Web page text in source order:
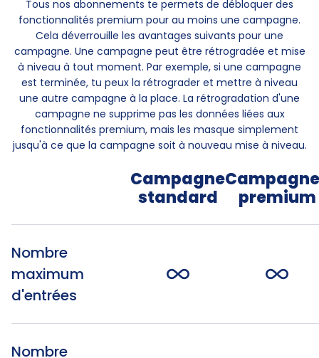
Tous nos abonnements te permets de débloquer des
fonctionnalités premium pour au moins une campagne.
Cela déverrouille les avantages suivants pour une
campagne. Une campagne peut être rétrogradée et mise
à niveau à tout moment. Par exemple, si une campagne
est terminée, tu peux la rétrograder et mettre à niveau
une autre campagne à la place. La rétrogradation d'une
campagne ne supprime pas les données liées aux
fonctionnalités premium, mais les masque simplement
jusqu'à ce que la campagne soit à nouveau mise à niveau.
Campagne
standard
premium
Nombre
maximum
d'entrées
Nombre